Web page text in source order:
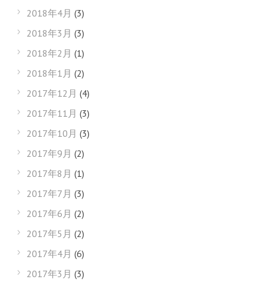
2018年4月 (3)
2018年3月 (3)
2018年2月 (1)
2018年1月 (2)
2017年12月 (4)
2017年11月 (3)
2017年10月 (3)
2017年9月 (2)
2017年8月 (1)
2017年7月 (3)
2017年6月 (2)
2017年5月 (2)
2017年4月 (6)
2017年3月 (3)